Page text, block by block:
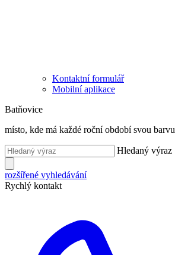
Kontaktní formulář
Mobilní aplikace
Batňovice
místo, kde má každé roční období svou barvu
Hledaný výraz
rozšířené vyhledávání
Rychlý kontakt